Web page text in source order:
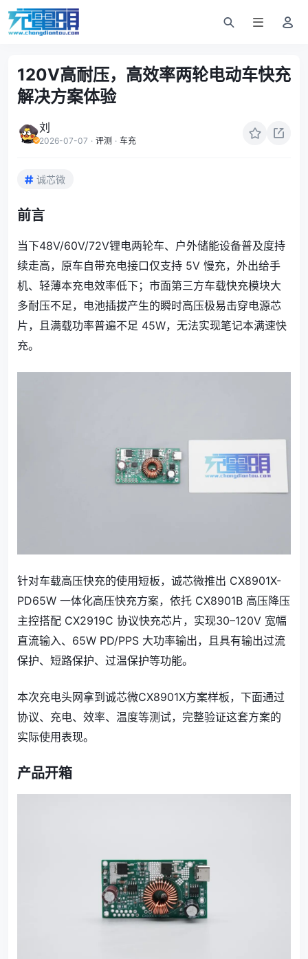
120V高耐压，高效率两轮电动车快充
解决方案体验
刘
2026-07-07 · 评测 · 车充
诚芯微
前言
当下48V/60V/72V锂电两轮车、户外储能设备普及度持
续走高，原车自带充电接口仅支持 5V 慢充，外出给手
机、轻薄本充电效率低下；市面第三方车载快充模块大
多耐压不足，电池插拔产生的瞬时高压极易击穿电源芯
片，且满载功率普遍不足 45W，无法实现笔记本满速快
充。
针对车载高压快充的使用短板，诚芯微推出 CX8901X-
PD65W 一体化高压快充方案，依托 CX8901B 高压降压
主控搭配 CX2919C 协议快充芯片，实现30–120V 宽幅
直流输入、65W PD/PPS 大功率输出，且具有输出过流
保护、短路保护、过温保护等功能。
本次充电头网拿到诚芯微CX8901X方案样板，下面通过
协议、充电、效率、温度等测试，完整验证这套方案的
实际使用表现。
产品开箱